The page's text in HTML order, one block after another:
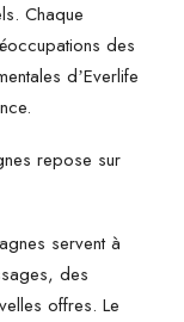
Chaque
des
dʼEverlife
repose sur
servent à
des
offres. Le